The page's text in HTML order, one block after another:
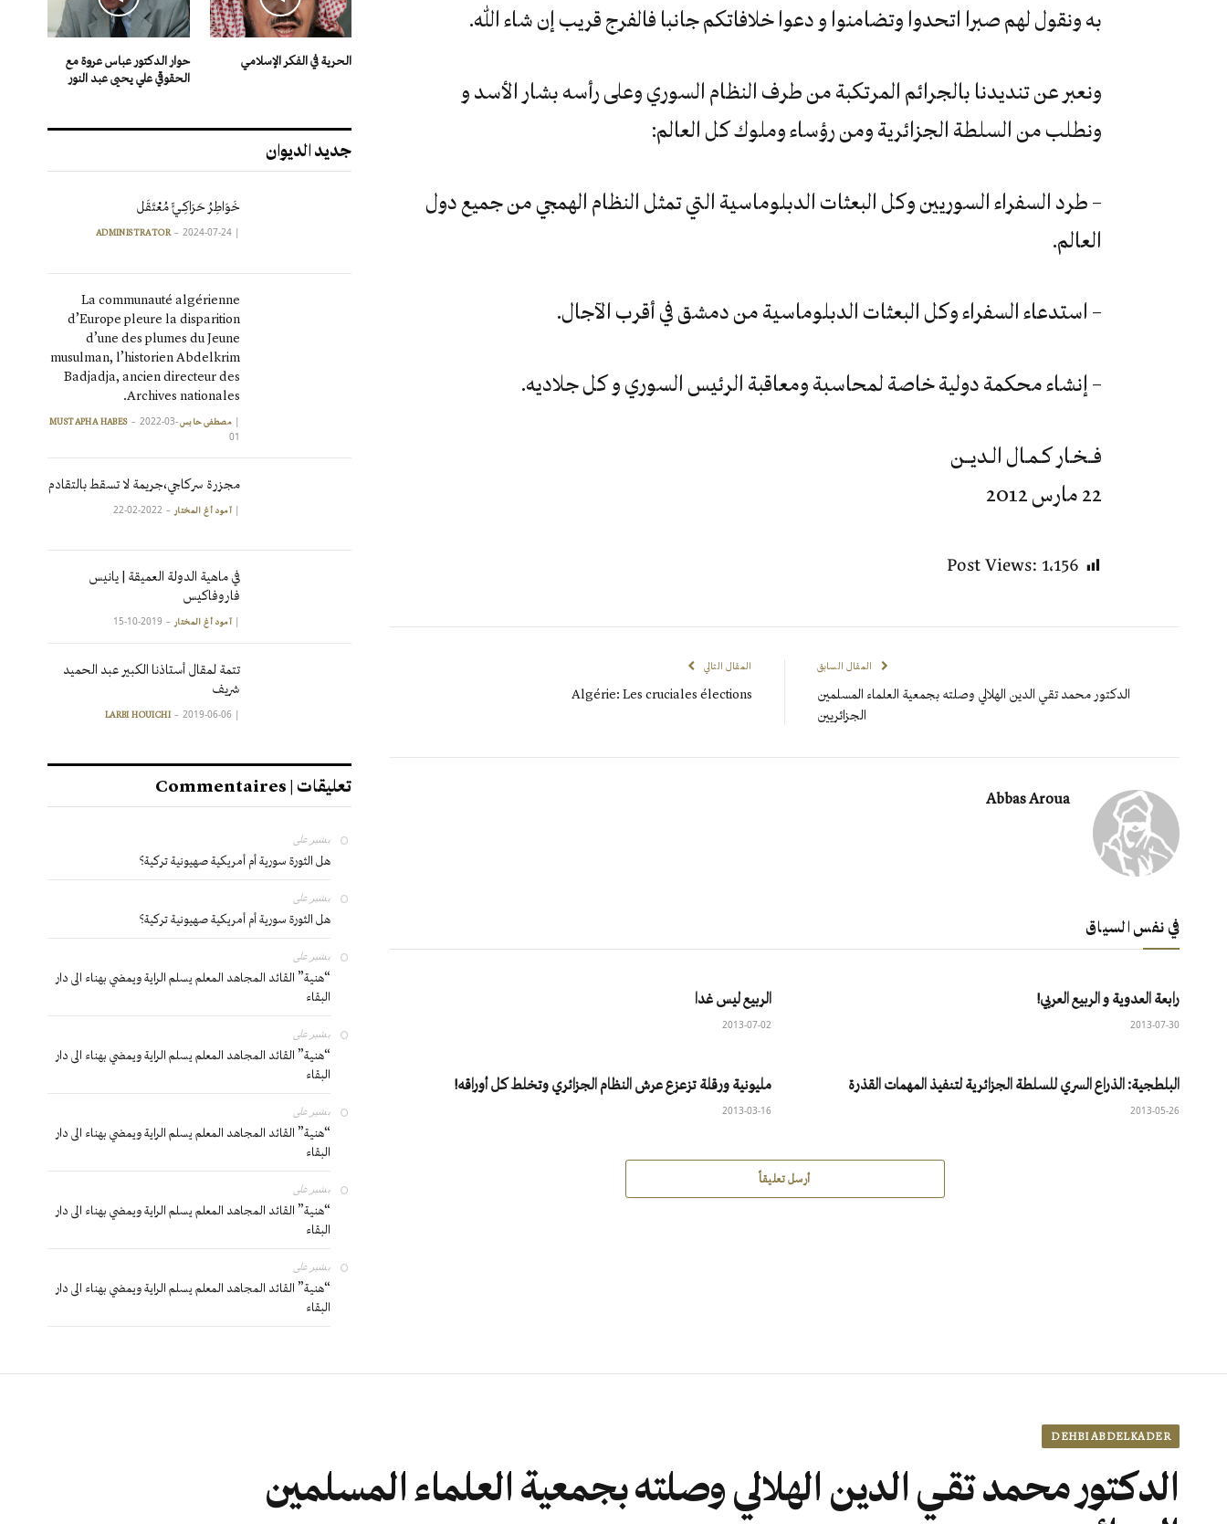
به ونقول لهم صبرا اتحدوا وتضامنوا و دعوا خلافاتكم جانبا فالفرج قريب إن شاء الله.
ونعبر عن تنديدنا بالجرائم المرتكبة من طرف النظام السوري وعلى رأسه بشار الأسد و
ونطلب من السلطة الجزائرية ومن رؤساء وملوك كل العالم:
– طرد السفراء السوريين وكل البعثات الدبلوماسية التي تمثل النظام الهمجي من جميع دول
العالم.
– استدعاء السفراء وكل البعثات الدبلوماسية من دمشق في أقرب الآجال.
– إنشاء محكمة دولية خاصة لمحاسبة ومعاقبة الرئيس السوري و كل جلاديه.
فــخـار كـمـال الـديــن
22 مارس 2012
Post Views:1٬156
المقال السابق
الدكتور محمد تقي الدين الهلالي وصلته بجمعية العلماء المسلمين
الجزائريين
المقال التالي
Algérie: Les cruciales élections
Abbas Aroua
في نفس السياق
رابعة العدوية و الربيع العربي!
2013-07-30
الربيع ليس غدا
2013-07-02
البلطجية: الذراع السري للسلطة الجزائرية لتنفيذ المهمات القذرة
2013-05-26
مليونية ورقلة تزعزع عرش النظام الجزائري وتخلط كل أوراقه!
2013-03-16
أرسل تعليقاً
الحرية في الفكر الإسلامي
حوار الدكتور عباس عروة مع
الحقوقي علي يحيى عبد النور
جديد الديوان
خَوَاطِرُ حَرَاكِـيٍّ مُعْتَقَل
|
ADMINISTRATOR 2024-07-24
La communauté algérienne
d’Europe pleure la disparition
d’une des plumes du Jeune
musulman, l’historien Abdelkrim
Badjadja, ancien directeur des
Archives nationales.
| مصطفى حابس MUSTAPHA HABES2022-03-
01
مجزرة سركاجي،جريمة لا تسقط بالتقادم
| آمود أغ المختار 2022-02-22
في ماهية الدولة العميقة | يانيس
فاروفاكيس
| آمود أغ المختار 2019-10-15
تتمة لمقال أستاذنا الكبير عبد الحميد
شريف
|
LARBI HOUICHI 2019-06-06
تعليقات | Commentaires
بشير على
هل الثورة سورية أم أمريكية صهيونية تركية؟
بشير على
هل الثورة سورية أم أمريكية صهيونية تركية؟
بشير على
“هنية” القائد المجاهد المعلم يسلم الراية ويمضي بهناء الى دار
البقاء
بشير على
“هنية” القائد المجاهد المعلم يسلم الراية ويمضي بهناء الى دار
البقاء
بشير على
“هنية” القائد المجاهد المعلم يسلم الراية ويمضي بهناء الى دار
البقاء
بشير على
“هنية” القائد المجاهد المعلم يسلم الراية ويمضي بهناء الى دار
البقاء
بشير على
“هنية” القائد المجاهد المعلم يسلم الراية ويمضي بهناء الى دار
البقاء
DEHBI ABDELKADER
الدكتور محمد تقي الدين الهلالي وصلته بجمعية العلماء المسلمين